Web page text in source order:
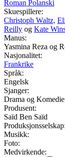
Roman Polanski
Skuespillere:
Christoph Waltz,
Reilly og Kate
Manus:
Yasmina Reza og
Nasjonalitet:
Frankrike
Språk:
Engelsk
Sjanger:
Drama og Komedie
Produsent:
Saïd Ben Saïd
Produksjonsselskap:
Musikk:
Foto:
Medvirkende: